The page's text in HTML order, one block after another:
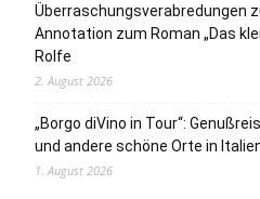
Überraschungsverabredungen
Annotation zum Roman „Das
Rolfe
2. August 2026
„Borgo diVino in Tour“:
und andere schöne Orte in
1. August 2026